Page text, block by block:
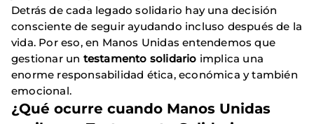
Detrás de cada legado solidario hay una decisión
consciente de seguir ayudando incluso después de la
vida. Por eso, en Manos Unidas entendemos que
gestionar un testamento solidario implica una
enorme responsabilidad ética, económica y también
emocional.
¿Qué ocurre cuando Manos Unidas